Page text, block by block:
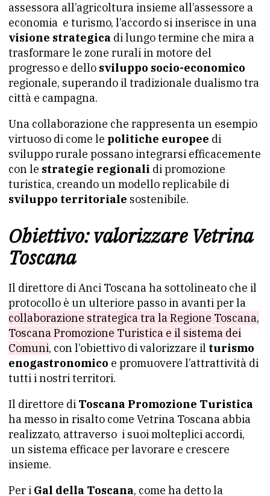
assessora all’agricoltura insieme all’assessore a
economia e turismo, l’accordo si inserisce in una
visione strategica di lungo termine che mira a
trasformare le zone rurali in motore del
progresso e dello sviluppo socio-economico
regionale, superando il tradizionale dualismo tra
città e campagna.
Una collaborazione che rappresenta un esempio
virtuoso di come le politiche europee di
sviluppo rurale possano integrarsi efficacemente
con le strategie regionali di promozione
turistica, creando un modello replicabile di
sviluppo territoriale sostenibile.
Obiettivo: valorizzare Vetrina
Toscana
Il direttore di Anci Toscana ha sottolineato che il
protocollo è un ulteriore passo in avanti per la
collaborazione strategica tra la Regione Toscana,
Toscana Promozione Turistica e il sistema dei
Comuni, con l’obiettivo di valorizzare il turismo
enogastronomico e promuovere l’attrattività di
tutti i nostri territori.
Il direttore di Toscana Promozione Turistica
ha messo in risalto come Vetrina Toscana abbia
realizzato, attraverso i suoi molteplici accordi,
un sistema efficace per lavorare e crescere
insieme.
Per i Gal della Toscana, come ha detto la